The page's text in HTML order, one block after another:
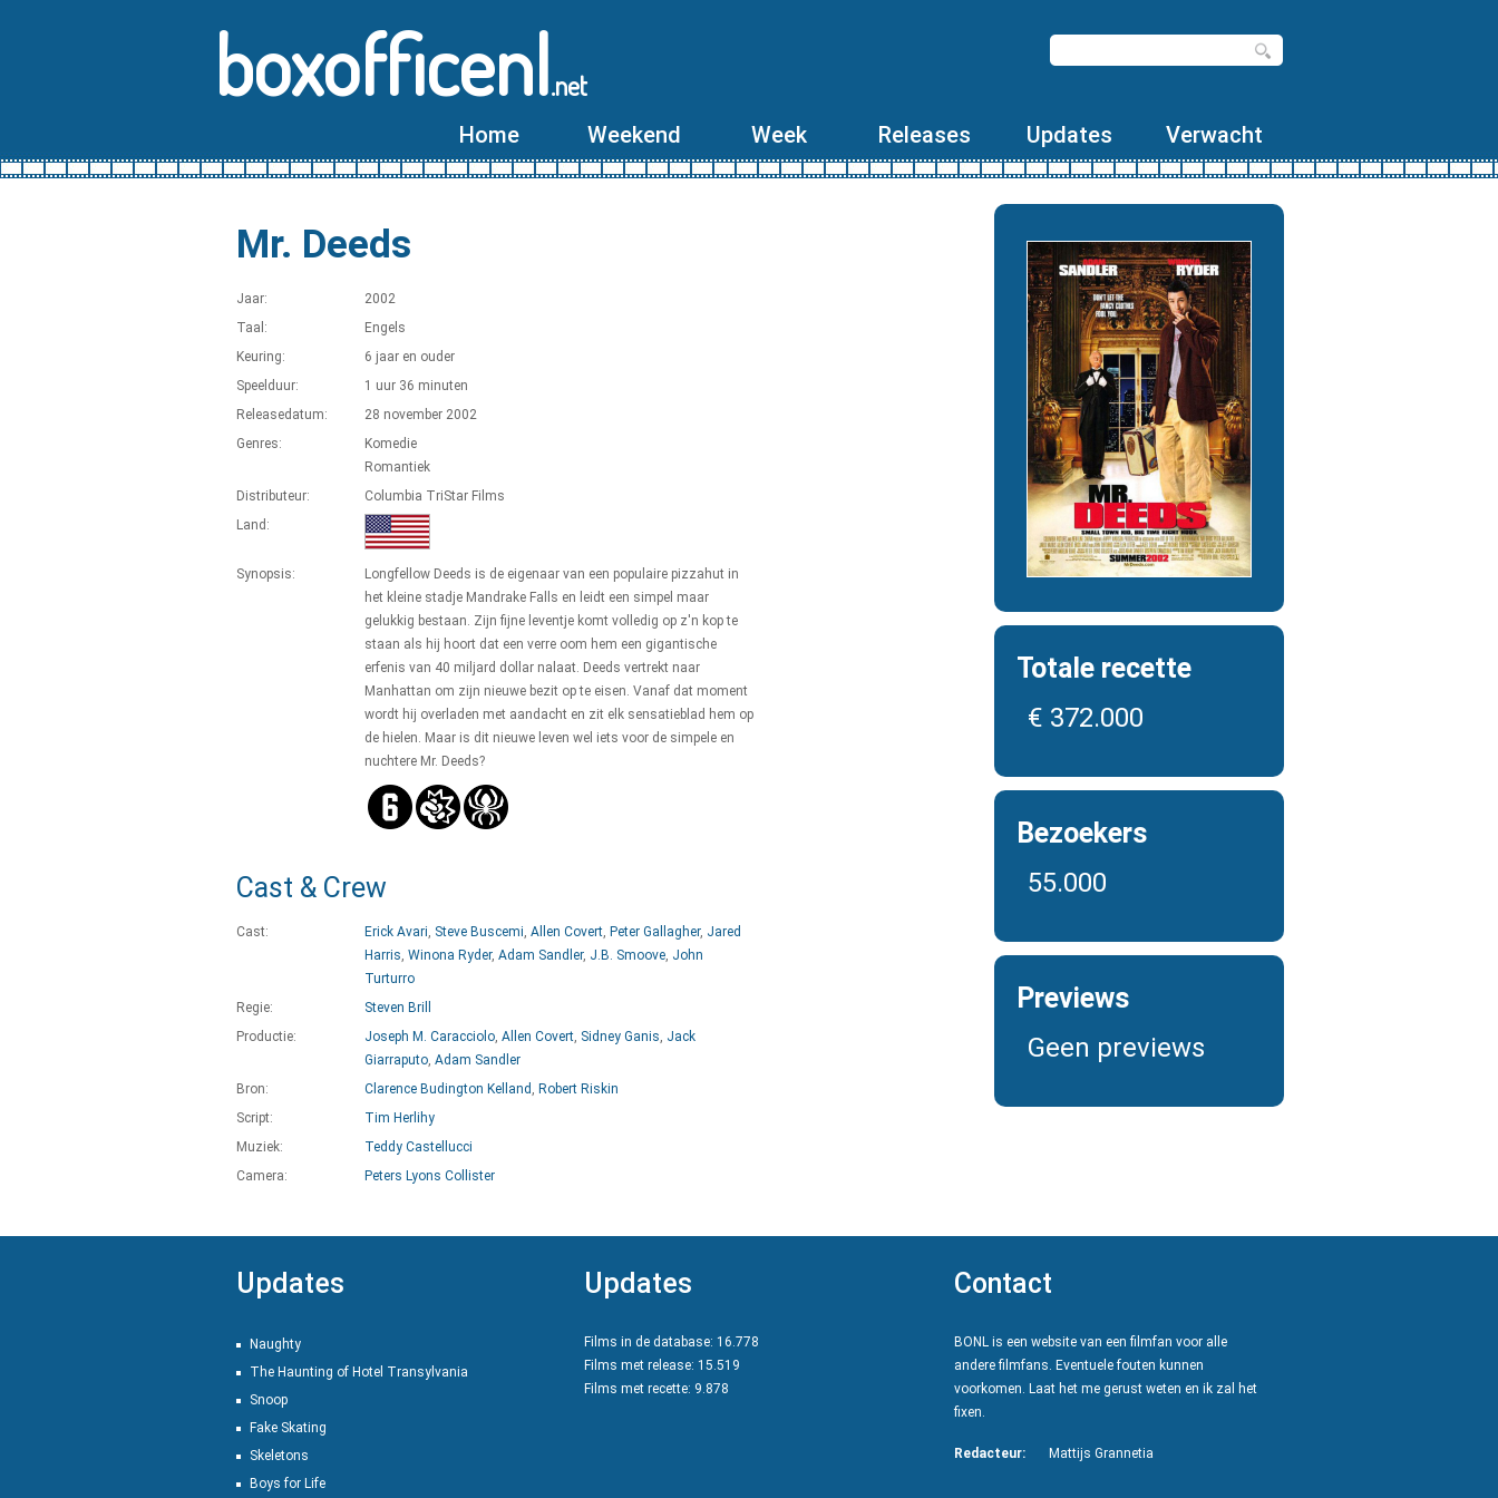
boxofficenl.net
Home Weekend Week Releases Updates Verwacht
Mr. Deeds
Jaar:
2002
Taal:
Engels
Keuring:
6 jaar en ouder
Speelduur:
1 uur 36 minuten
Releasedatum:
28 november 2002
Genres:
Komedie
Romantiek
Distributeur:
Columbia TriStar Films
Land:
Synopsis:
Longfellow Deeds is de eigenaar van een populaire pizzahut in
het kleine stadje Mandrake Falls en leidt een simpel maar
gelukkig bestaan. Zijn fijne leventje komt volledig op z'n kop te
staan als hij hoort dat een verre oom hem een gigantische
erfenis van 40 miljard dollar nalaat. Deeds vertrekt naar
Manhattan om zijn nieuwe bezit op te eisen. Vanaf dat moment
wordt hij overladen met aandacht en zit elk sensatieblad hem op
de hielen. Maar is dit nieuwe leven wel iets voor de simpele en
nuchtere Mr. Deeds?
Cast & Crew
Cast: Erick Avari, Steve Buscemi, Allen Covert, Peter Gallagher, Jared
Harris, Winona Ryder, Adam Sandler, J.B. Smoove, John
Turturro
Regie:
Steven Brill
Productie:
Joseph M. Caracciolo, Allen Covert, Sidney Ganis, Jack
Giarraputo, Adam Sandler
Bron:
Clarence Budington Kelland , Robert Riskin
Script:
Tim Herlihy
Muziek:
Teddy Castellucci
Camera:
Peters Lyons Collister
Totale recette
€ 372.000
Bezoekers
55.000
Previews
Geen previews
Updates
Naughty
The Haunting of Hotel Transylvania
Snoop
Fake Skating
Skeletons
Boys for Life
Updates
Films in de database: 16.778
Films met release: 15.519
Films met recette: 9.878
Contact
BONL is een website van een filmfan voor alle
andere filmfans. Eventuele fouten kunnen
voorkomen. Laat het me gerust weten en ik zal het
fixen.
Redacteur: Mattijs Grannetia